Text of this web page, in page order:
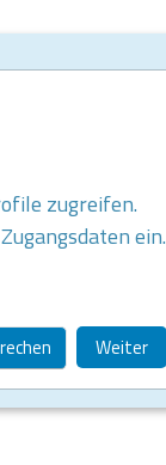
zugreifen.
ein.
Weiter